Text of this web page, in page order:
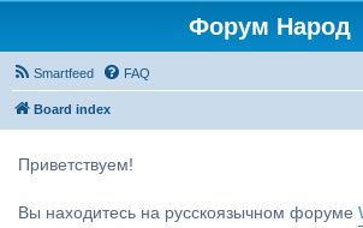
Форум Народ
Smartfeed FAQ
Board index
Приветствуем!
Вы находитесь на русскоязычном форуме